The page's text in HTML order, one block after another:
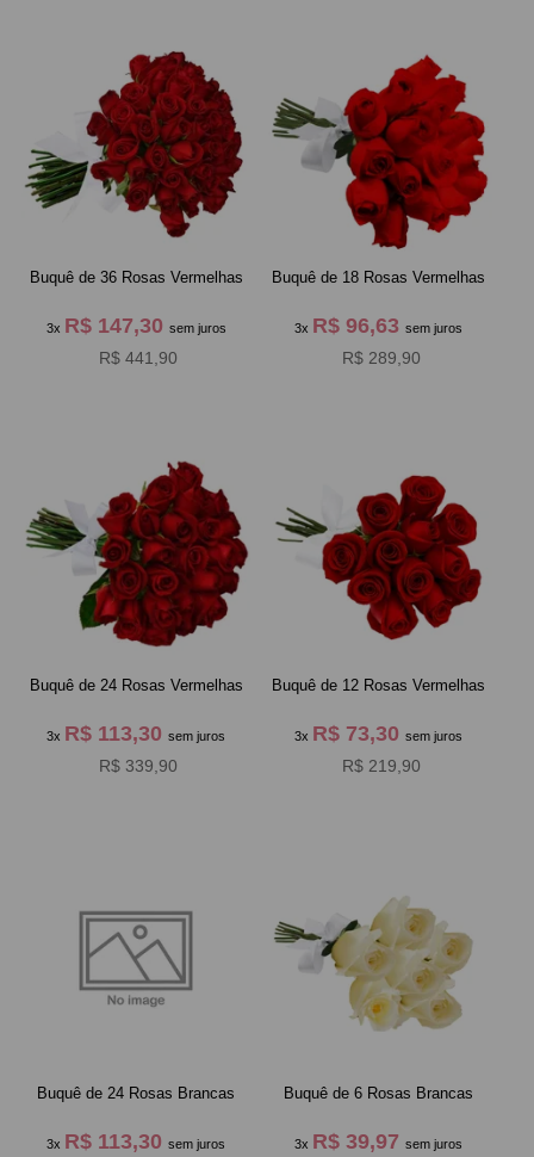
Buquê de 36 Rosas Vermelhas
3x R$ 147,30 sem juros
R$ 441,90
Buquê de 18 Rosas Vermelhas
3x R$ 96,63sem juros
R$ 289,90
Buquê de 24 Rosas Vermelhas
3x R$ 113,30sem juros
R$ 339,90
Buquê de 12 Rosas Vermelhas
3x R$ 73,30sem juros
R$ 219,90
Buquê de 24 Rosas Brancas
3x R$ 113,30sem juros
Buquê de 6 Rosas Brancas
3x R$ 39,97sem juros